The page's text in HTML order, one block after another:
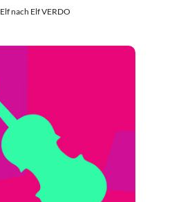
Elf nach Elf VERDO